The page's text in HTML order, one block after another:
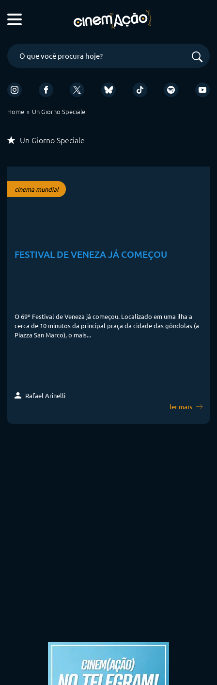
Home Un Giorno Speciale
Un Giorno Speciale
cinema mundial
FESTIVAL DE VENEZA JÁ COMEÇOU
O 69º Festival de Veneza já começou. Localizado em uma ilha a
cerca de 10 minutos da principal praça da cidade das gôndolas (a
Piazza San Marco), o mais...
Rafael Arinelli
ler mais